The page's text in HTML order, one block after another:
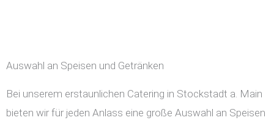
Auswahl an Speisen und Getränken
Bei unserem erstaunlichen Catering in Stockstadt a. Main
bieten wir für jeden Anlass eine große Auswahl an Speisen